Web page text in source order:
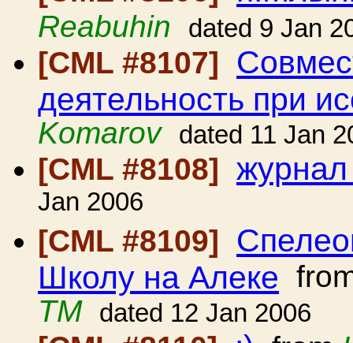
Reabuhin dated 9 Jan
[CML #8107]
деятельность при
Komarov
dated 11 Jan
[CML #8108] журнал
Jan 2006
[CML #8109]
Школу на Алеке
ТМ
dated 12 Jan 2006